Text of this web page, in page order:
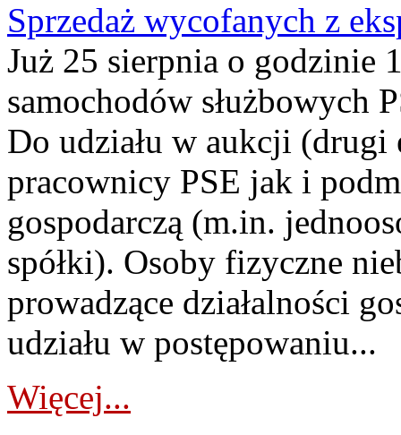
Sprzedaż wycofanych z
Już 25 sierpnia o godzinie
samochodów służbowych
Do udziału w aukcji (drugi
pracownicy PSE jak i
gospodarczą (m.in.
spółki). Osoby fizyczne
prowadzące działalności
udziału w postępowaniu...
Więcej...